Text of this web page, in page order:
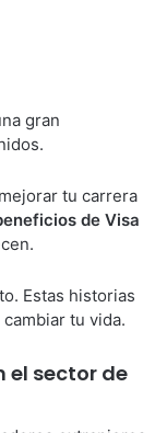
gran
tu carrera
de Visa
Estas historias
tu vida.
el sector de